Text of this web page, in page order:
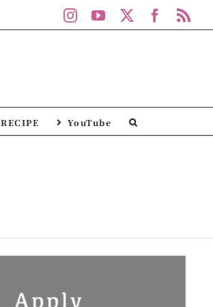
InstagramYouTube
RECIPE YouTube